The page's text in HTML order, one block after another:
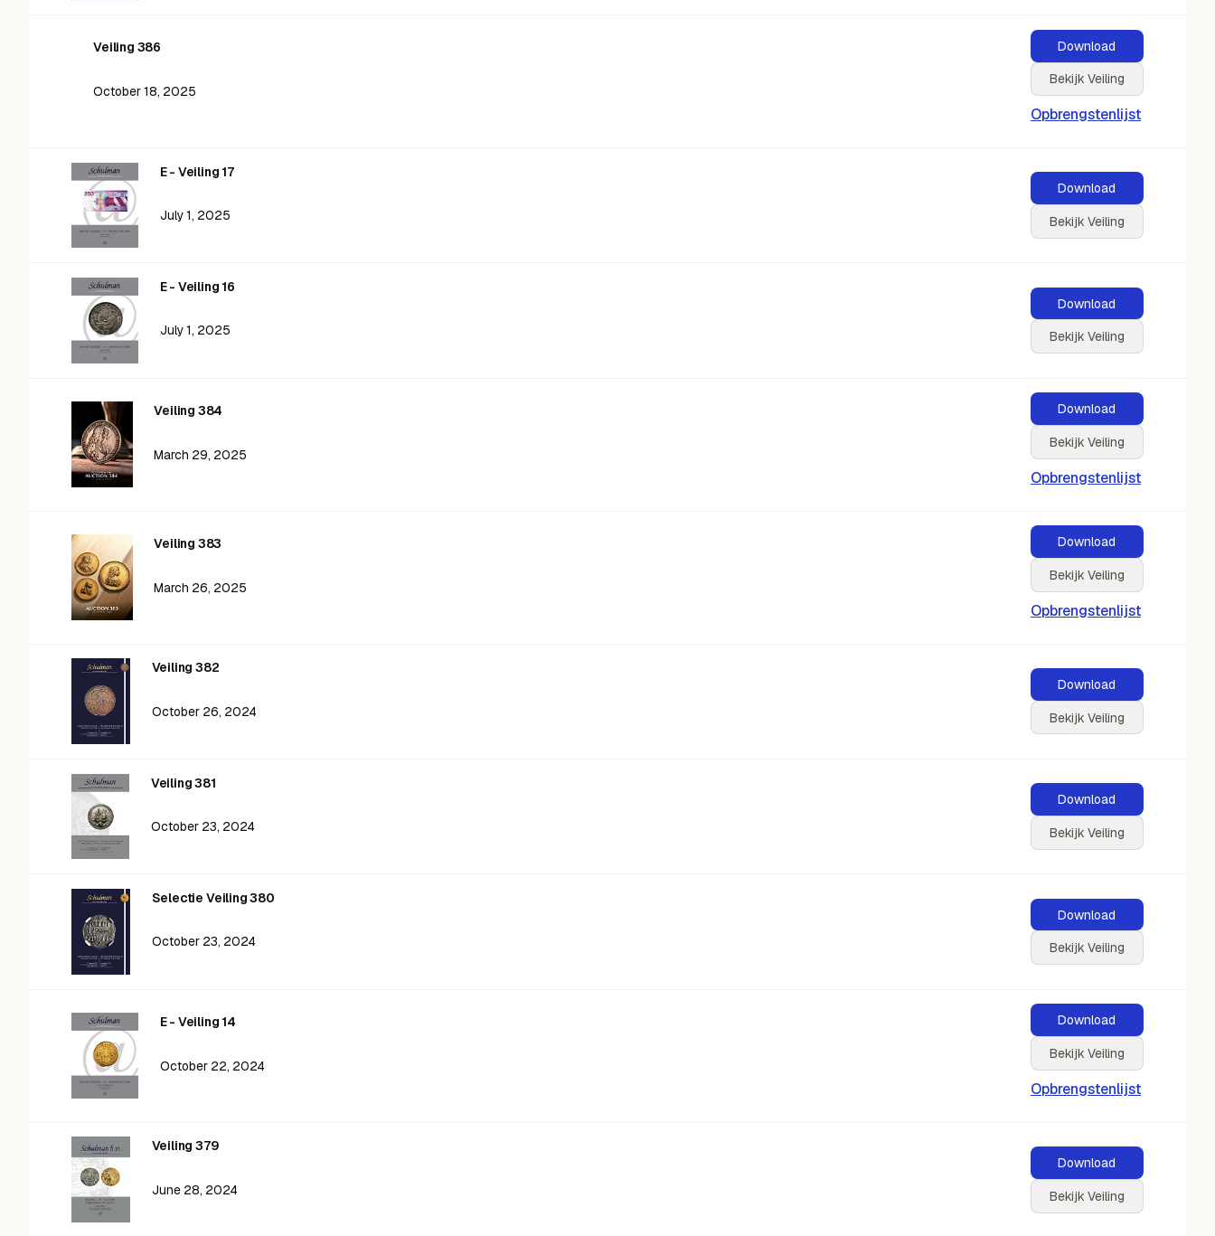
Veiling 386
October 18, 2025
Download
Bekijk Veiling
Opbrengstenlijst
E - Veiling 17
July 1, 2025
Download
Bekijk Veiling
E - Veiling 16
July 1, 2025
Download
Bekijk Veiling
Veiling 384
March 29, 2025
Download
Bekijk Veiling
Opbrengstenlijst
Veiling 383
March 26, 2025
Download
Bekijk Veiling
Opbrengstenlijst
Veiling 382
October 26, 2024
Download
Bekijk Veiling
Veiling 381
October 23, 2024
Download
Bekijk Veiling
Selectie Veiling 380
October 23, 2024
Download
Bekijk Veiling
E - Veiling 14
October 22, 2024
Download
Bekijk Veiling
Opbrengstenlijst
Veiling 379
June 28, 2024
Download
Bekijk Veiling